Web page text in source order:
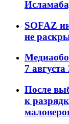
SOFAZ
не
7
После
к